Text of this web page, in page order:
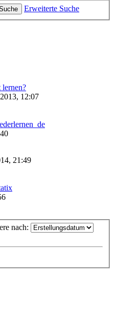
Erweiterte Suche
12:07
21:49
nach: